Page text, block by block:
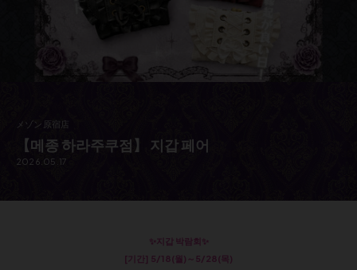
メゾン原宿店
【메종 하라주쿠점】 지갑 페어
2026.05.17
✨지갑 박람회✨
[기간] 5/18(월)～5/28(목)